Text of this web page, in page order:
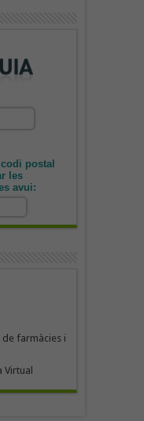
postal
les
avui:
farmàcies i
Virtual